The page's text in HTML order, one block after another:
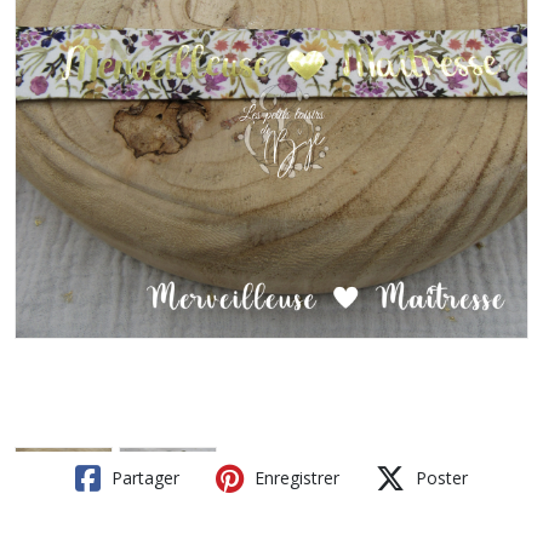
Partager Enregistrer Poster